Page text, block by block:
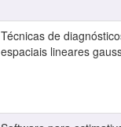
Técnicas de
espaciais lineares